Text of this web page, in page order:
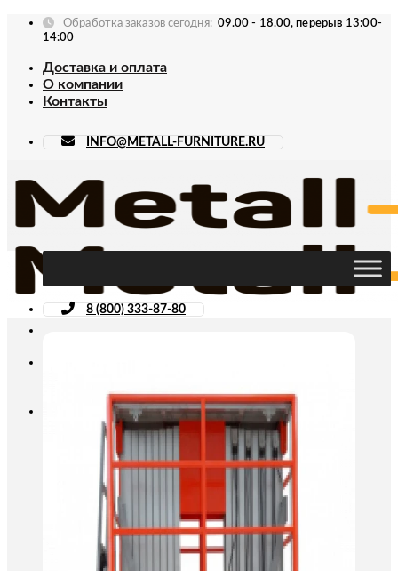
Skip
Обработка заказов сегодня: 09.00 - 18.00, перерыв 13:00-
14:00
Доставка и оплата
О компании
Контакты
INFO@METALL-FURNITURE.RU
8 (800) 333-87-80